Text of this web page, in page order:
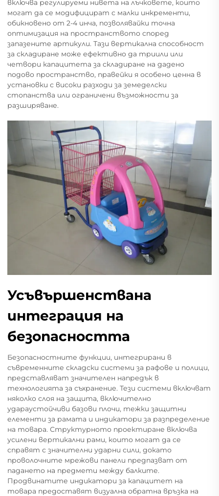
включва регулируеми нивета на лъчковете, които
могат да се модифицират с малки инкременти,
обикновено от 2-4 инча, позволявайки точна
оптимизация на пространството според
запазените артикули. Тази вертикална способност
за складиране може ефективно да триили или
четвори капацитета за складиране на дадено
подово пространство, правейки я особено ценна в
установки с високи разходи за земеделски
стопанства или ограничени възможности за
разширяване.
Усъвършенствана
интеграция на
безопасността
Безопасностните функции, интегрирани в
съвременните складски системи за рафове и полици,
представляват значителен напредък в
технологията за съхранение. Тези системи включват
няколко слоя на защита, включително
удараустойчиви базови плочи, тежки защитни
елементи за рамата и индикатори за разпределение
на товара. Структурното проектиране включва
усилени вертикални рами, които могат да се
справят с значителни ударни сили, докато
проволочните мрежови панели предпазват от
падането на предмети между балките.
Продвинатите индикатори за капацитет на
товара предоставят визуална обратна връзка на